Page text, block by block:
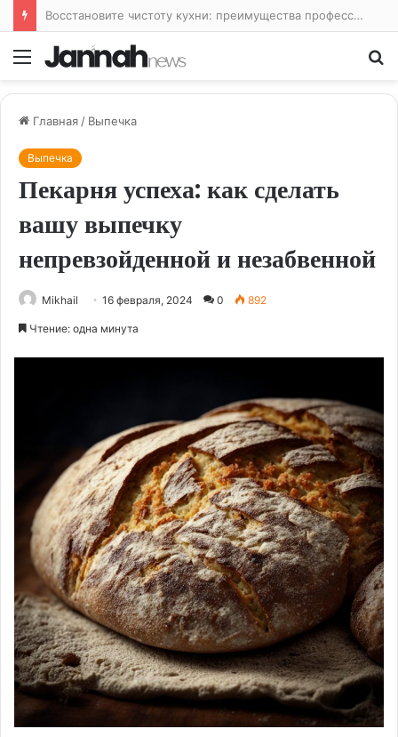
Восстановите чистоту кухни: преимущества профессиональной уборки
Меню
Главная / Выпечка
Выпечка
Пекарня успеха: как сделать
вашу выпечку
непревзойденной и незабвенной
Mikhail 16 февраля, 2024 0 892
Чтение: одна минута